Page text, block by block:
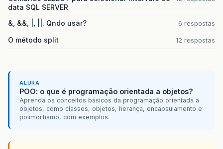
data SQL SERVER
&, &&, |, ||. Qndo usar? 6 respostas
O método split 12 respostas
ALURA
POO: o que é programação orientada a objetos?
Aprenda os conceitos básicos da programação orientada a
objetos, como classes, objetos, herança, encapsulamento e
polimorfismo, com exemplos.